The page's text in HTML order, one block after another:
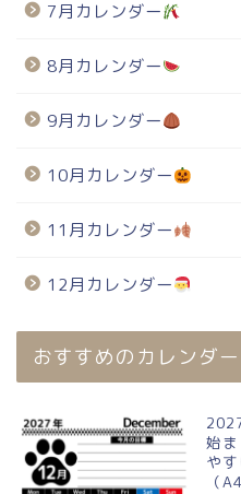
7月カレンダー
8月カレンダー
9月カレンダー
10月カレンダー
11月カレンダー
12月カレンダー
おすすめのカレンダー
始
や
（